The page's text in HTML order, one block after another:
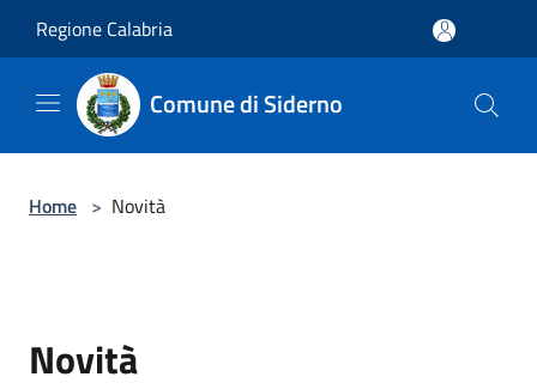
Regione Calabria
Comune di Siderno
Home > Novità
Novità